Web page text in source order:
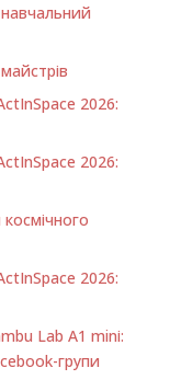
2026:
2026:
2026:
Lab A1 minі:
групи